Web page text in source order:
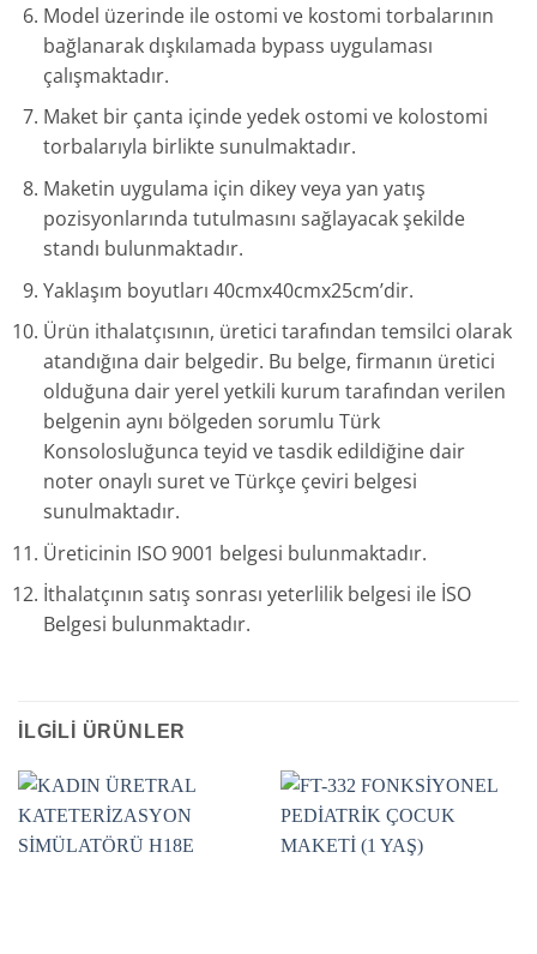
Model üzerinde ile ostomi ve kostomi torbalarının
bağlanarak dışkılamada bypass uygulaması
çalışmaktadır.
Maket bir çanta içinde yedek ostomi ve kolostomi
torbalarıyla birlikte sunulmaktadır.
Maketin uygulama için dikey veya yan yatış
pozisyonlarında tutulmasını sağlayacak şekilde
standı bulunmaktadır.
Yaklaşım boyutları 40cmx40cmx25cm’dir.
Ürün ithalatçısının, üretici tarafından temsilci olarak
atandığına dair belgedir. Bu belge, firmanın üretici
olduğuna dair yerel yetkili kurum tarafından verilen
belgenin aynı bölgeden sorumlu Türk
Konsolosluğunca teyid ve tasdik edildiğine dair
noter onaylı suret ve Türkçe çeviri belgesi
sunulmaktadır.
Üreticinin ISO 9001 belgesi bulunmaktadır.
İthalatçının satış sonrası yeterlilik belgesi ile İSO
Belgesi bulunmaktadır.
İLGILI ÜRÜNLER